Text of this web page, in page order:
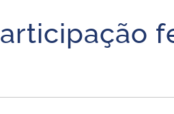
Banco Central do Brasil